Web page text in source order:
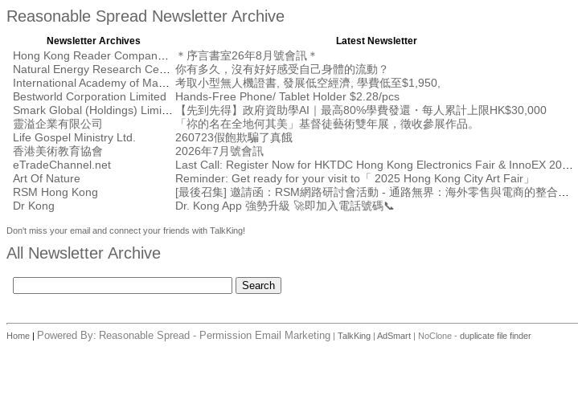
Reasonable Spread Newsletter Archive
Newsletter Archives Latest Newsletter
＊序言書室26年8月號會訊＊
你有多久，沒有好好感受自己身體的流動？
考取小型無人機證書, 發展低空經濟, 學費低至$1,950,
Bestworld Corporation Limited
Hands-Free Phone/ Tablet Holder $2.28/pcs
【先到先得】政府資助學AI｜最高80%學費發還・每人累計上限HK$30,000
靈溢企業有限公司
「祢的名在全地何其美」基督徒藝術雙年展，徵收參展作品。
Life Gospel Ministry Ltd.
260723假飽欺騙了真餓
香港美術教育協會
2026年7月號會訊
eTradeChannel.net
Art Of Nature
Reminder: Get ready for your visit to「 2025 Hong Kong City Art Fair」
RSM Hong Kong
Dr Kong
Dr. Kong App 強勢升級 🚀即加入電話號碼📞
Don't miss your email and connect your friends with TalkKing!
All Newsletter Archive
Home | Powered By: Reasonable Spread - Permission Email Marketing | TalkKing | AdSmart | NoClone - duplicate file finder